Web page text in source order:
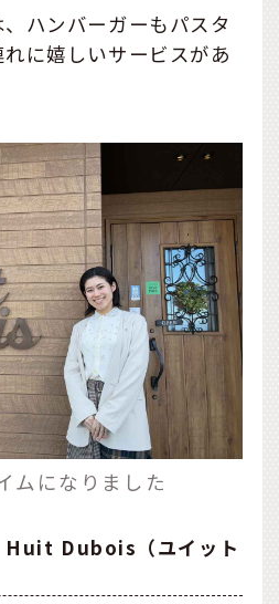
ハンバーガーもパスタ
に嬉しいサービスがあ
ムになりました
Huit Dubois（ユイット